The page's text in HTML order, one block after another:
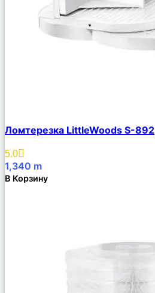
Описание
Избранное
Ломтерезка LittleWoods S-892
5.0
1,340 m
В Корзину